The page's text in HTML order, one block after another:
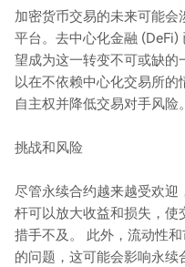
加密货币交易的未来可能
平台。去中心化金融
望成为这一转变不可或缺的
以在不依赖中心化交易所
自主权并降低交易对手风险。
挑战和风险
尽管永续合约越来越受欢
杆可以放大收益和损失，使
措手不及。 此外，流动性
的问题，这可能会影响永续